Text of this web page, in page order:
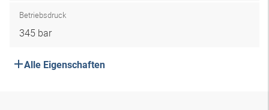
Betriebsdruck
345 bar
Alle Eigenschaften